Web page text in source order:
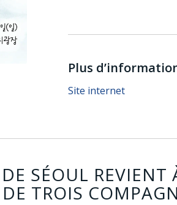
Plus
Site internet
SÉOUL
TROIS